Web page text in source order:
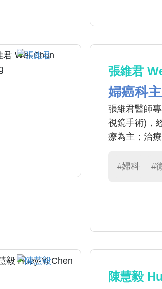
張維君
婦癌科
張維君醫師
視鏡手術)，
療為主；治
在早期甚至
#婦科 #
陳慧毅